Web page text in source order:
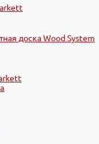
доска Wood System